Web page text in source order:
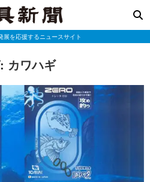
展を応援するニュースサイト
カワハギ